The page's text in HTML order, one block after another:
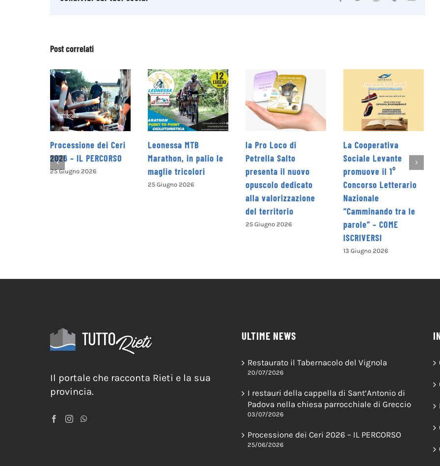
Post correlati
Leonessa MTB
Marathon, in palio le
maglie tricolori
la Pro Loco di
Petrella Salto
presenta il nuovo
opuscolo dedicato
La Cooperativa
Sociale Levante
promuove il 1°
Concorso Letterario
Nazionale
“Camminando tra le
parole” – COME
Rieti Sport Festival XI
edizione dal 5 al 7
giugno
4 Giugno 2026
Il portale che racconta Rieti e la sua
provincia.
ULTIME NEWS
Restaurato il Tabernacolo del Vignola
20/07/2026
I restauri della cappella di Sant’Antonio di
Padova nella chiesa parrocchiale di Greccio
03/07/2026
Processione dei Ceri 2026 – IL PERCORSO
25/06/2026